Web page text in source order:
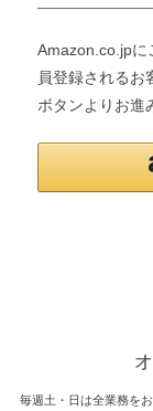
Amazon.co.jpに
員登録されるお
ボタンよりお進
毎週土・日は全業務を